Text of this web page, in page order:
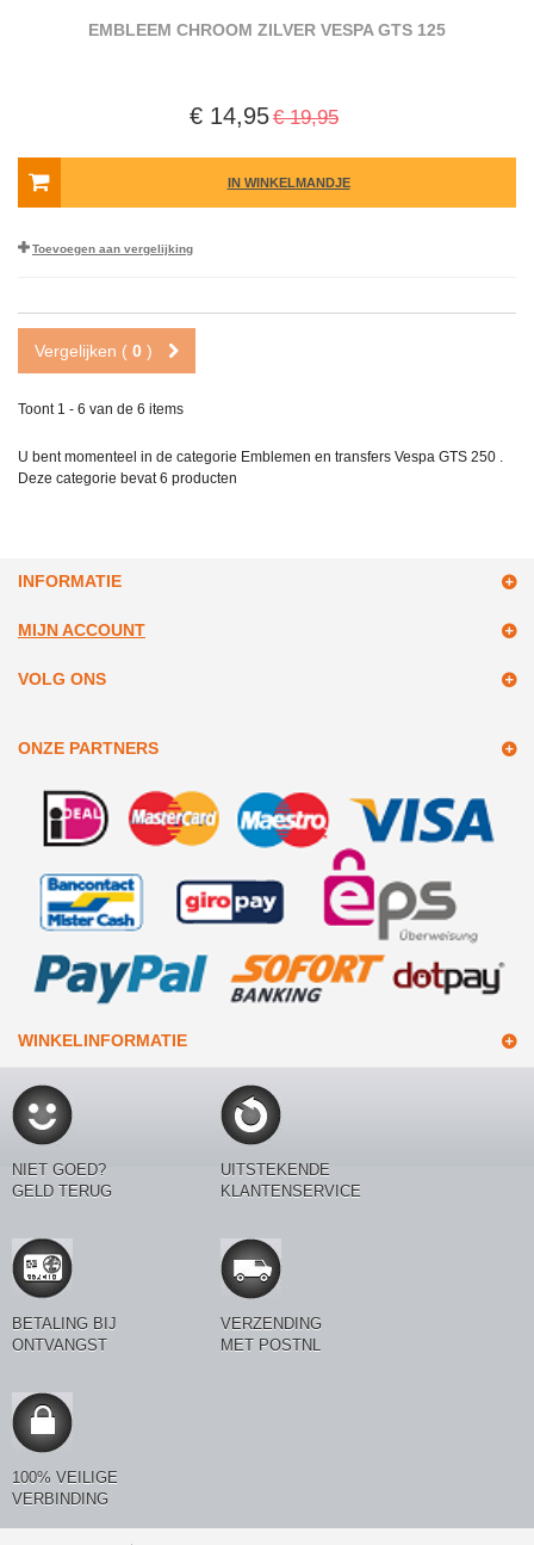
EMBLEEM CHROOM ZILVER VESPA GTS 125
€ 14,95€ 19,95
IN WINKELMANDJE
Toevoegen aan vergelijking
Vergelijken ( 0 )
Toont 1 - 6 van de 6 items
U bent momenteel in de categorie Emblemen en transfers Vespa GTS 250 .
Deze categorie bevat6 producten
INFORMATIE
MIJN ACCOUNT
VOLG ONS
ONZE PARTNERS
WINKELINFORMATIE
NIET GOED?
GELD TERUG
UITSTEKENDE
KLANTENSERVICE
BETALING BIJ
ONTVANGST
VERZENDING
MET POSTNL
100% VEILIGE
VERBINDING